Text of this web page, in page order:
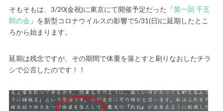
そもそもは、3/20(金祝)に東京にて開催予定だった「第一回 千五
郎の会 」を新型コロナウイルスの影響で5/31(日)に延期したとこ
ろから始まります。
延期は残念ですが、その期間で体重を落とすと刷りなおしたチラ
シで公言したのです！！